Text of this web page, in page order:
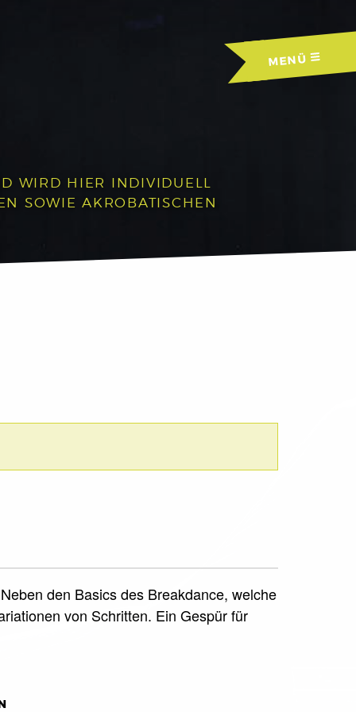
MENÜ
WIRD HIER INDIVIDUELL
SOWIE AKROBATISCHEN
den Basics des Breakdance, welche
von Schritten. Ein Gespür für